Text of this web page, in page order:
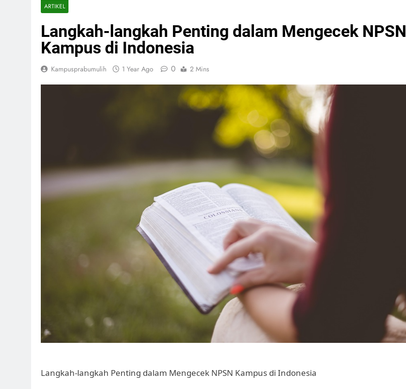
ARTIKEL
Langkah-langkah Penting dalam Mengecek NPSN
Kampus di Indonesia
Kampusprabumulih 1 Year Ago 0 2 Mins
Langkah-langkah Penting dalam Mengecek NPSN Kampus di Indonesia